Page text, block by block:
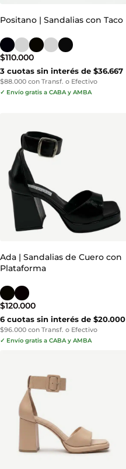
Positano | Sandalias con Taco
$110.000
3 cuotas sin interés de $36.667
$88.000 con Transf. o Efectivo
✓ Envío gratis a CABA y AMBA
Ada | Sandalias de Cuero con
Plataforma
$120.000
6 cuotas sin interés de $20.000
$96.000 con Transf. o Efectivo
✓ Envío gratis a CABA y AMBA